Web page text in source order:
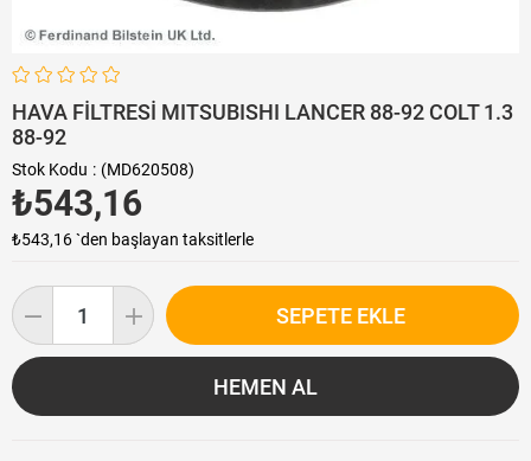
HAVA FİLTRESİ MITSUBISHI LANCER 88-92 COLT 1.3
88-92
Stok Kodu (MD620508)
₺543,16
₺543,16`den başlayan taksitlerle